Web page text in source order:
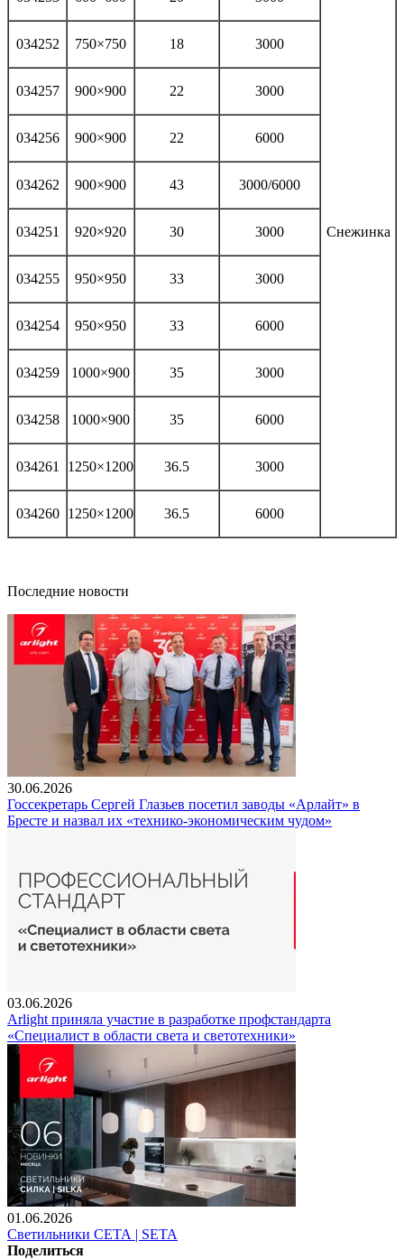
Снежинка
034252 750×750 18 3000
034257 900×900 22 3000
034256 900×900 22 6000
034262 900×900 43 3000/6000
034251 920×920 30 3000
034255 950×950 33 3000
034254 950×950 33 6000
034259 1000×900 35 3000
034258 1000×900 35 6000
034261 1250×1200 36.5 3000
034260 1250×1200 36.5 6000
Последние новости
30.06.2026
Госсекретарь Сергей Глазьев посетил заводы «Арлайт» в
Бресте и назвал их «технико-экономическим чудом»
03.06.2026
Arlight приняла участие в разработке профстандарта
«Специалист в области света и светотехники»
01.06.2026
Светильники СЕТА | SETA
Поделиться